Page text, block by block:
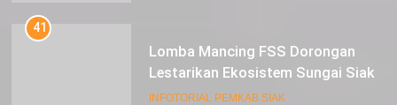
41
Lomba Mancing FSS Dorongan
Lestarikan Ekosistem Sungai Siak
INFOTORIAL PEMKAB SIAK